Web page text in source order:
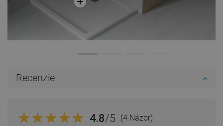
Recenzie
4.8/5 (4 Názor)